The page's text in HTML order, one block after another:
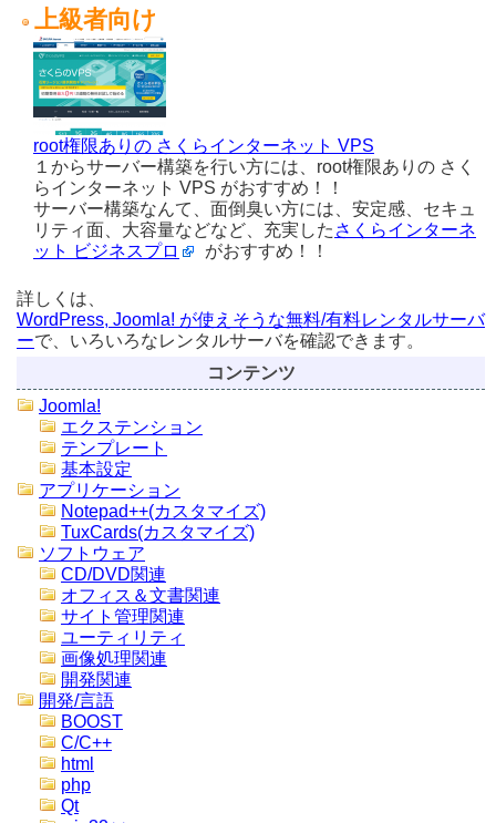
上級者向け
root権限ありの さくらインターネット VPS
１からサーバー構築を行い方には、root権限ありの さく
らインターネット VPS がおすすめ！！
サーバー構築なんて、面倒臭い方には、安定感、セキュ
リティ面、大容量などなど、充実した さくらインターネ
ット ビジネスプロ
がおすすめ！！
詳しくは、
WordPress, Joomla! が使えそうな無料/有料レンタルサーバ
ーで、いろいろなレンタルサーバを確認できます。
コンテンツ
Joomla!
エクステンション
テンプレート
基本設定
アプリケーション
Notepad++(カスタマイズ)
TuxCards(カスタマイズ)
ソフトウェア
CD/DVD関連
オフィス＆文書関連
サイト管理関連
ユーティリティ
画像処理関連
開発関連
開発/言語
BOOST
C/C++
html
php
Qt